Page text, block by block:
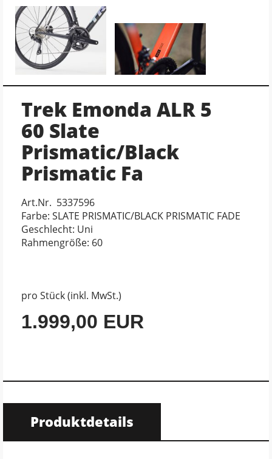
Trek Emonda ALR 5
60 Slate
Prismatic/Black
Prismatic Fa
Art.Nr. 5337596
Farbe: SLATE PRISMATIC/BLACK PRISMATIC FADE
Geschlecht: Uni
Rahmengröße: 60
pro Stück (inkl. MwSt.)
1.999,00 EUR
Produktdetails